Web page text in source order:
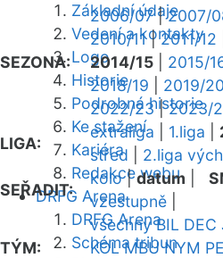
Základní údaje
Vedení a kontakty
Logo
Historie
Podrobná historie
Ke stažení
Kariéra
Redakce webu
DRFG Arena
DRFG Arena
Schéma tribun
SEZONA:
2006/07|2007/
2010/11|2011/12
2014/15
2015/
2018/19
2019/20
2022/23|2023/
LIGA:
extraliga 1.liga
střed
2.liga
SEŘADIT:
kolo|datum
vzestupně
TÝM:
všechny BIL DEC
KOL MBU NYM